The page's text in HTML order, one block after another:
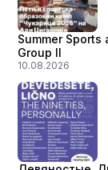
Summer
Group II
10.08.2026